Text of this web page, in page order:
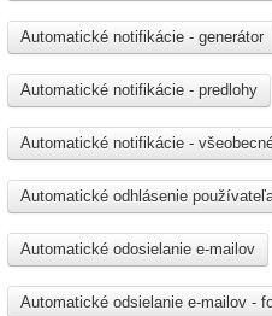
Automatické notifikácie - generátor
Automatické notifikácie - predlohy
Automatické notifikácie -
Automatické odhlásenie
Automatické odosielanie e-mailov
Automatické odsielanie e-mailov -